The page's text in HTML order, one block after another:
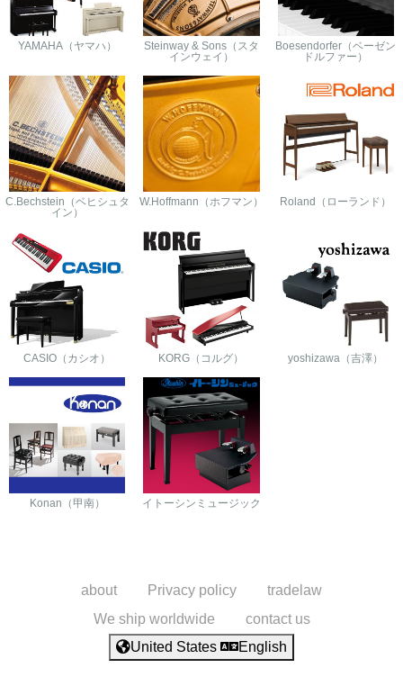
YAMAHA（ヤマハ）
Steinway & Sons（スタ
インウェイ）
Boesendorfer（ベーゼン
ドルファー）
C.Bechstein（ベヒシュタ
イン）
W.Hoffmann（ホフマン） Roland（ローランド）
CASIO（カシオ） KORG（コルグ） yoshizawa（吉澤）
Konan（甲南） イトーシンミュージック
about Privacy policy
tradelaw
We ship worldwide
contact us
United States
English